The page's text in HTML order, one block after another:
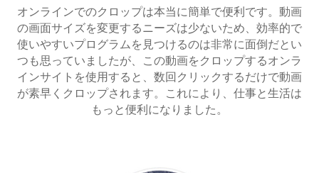
オンラインでのクロップは本当に簡単で便利です。動画
の画面サイズを変更するニーズは少ないため、効率的で
使いやすいプログラムを見つけるのは非常に面倒だとい
つも思っていましたが、この動画をクロップするオンラ
インサイトを使用すると、数回クリックするだけで動画
が素早くクロップされます。これにより、仕事と生活は
もっと便利になりました。